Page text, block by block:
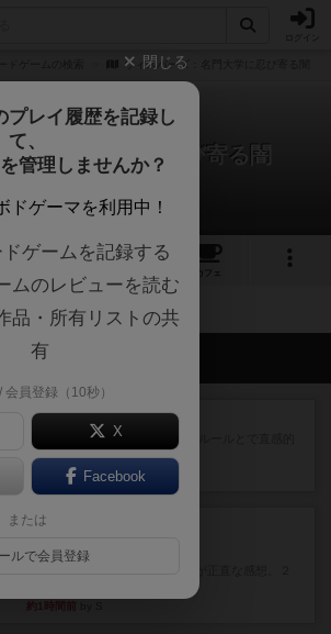
ウィスパーズ：名門大学に忍び寄る闇
ズ：名門大学に忍び寄る闇
拡張/関連作品 0件
カフェ
会員の新しい投稿
エージェントアベニュー
追いついたら勝ち。シンプルな ルールとで直感的
な 目的で、ボドゲ慣れし...
by daisdice
充実
ウイングスパン
閉じる
プレイ履歴を記録し
て、
管理しませんか？
ドゲーマを利用中！
ゲームを記録する
ムのレビューを読む
品・所有リストの共
有
会員登録（10秒）
X
Facebook
または
ルで会員登録